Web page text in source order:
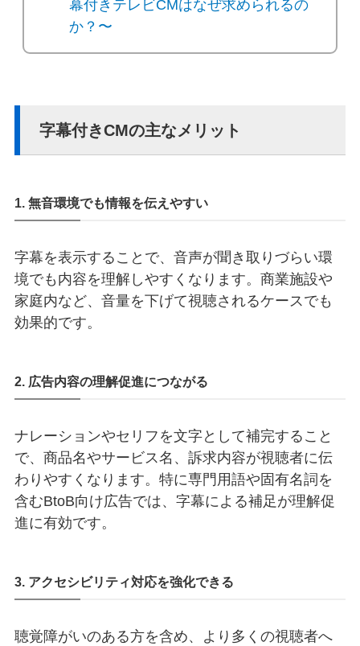
幕付きテレビCMはなぜ求められるの
か？〜
字幕付きCMの主なメリット
1. 無音環境でも情報を伝えやすい
字幕を表示することで、音声が聞き取りづらい環
境でも内容を理解しやすくなります。商業施設や
家庭内など、音量を下げて視聴されるケースでも
効果的です。
2. 広告内容の理解促進につながる
ナレーションやセリフを文字として補完すること
で、商品名やサービス名、訴求内容が視聴者に伝
わりやすくなります。特に専門用語や固有名詞を
含むBtoB向け広告では、字幕による補足が理解促
進に有効です。
3. アクセシビリティ対応を強化できる
聴覚障がいのある方を含め、より多くの視聴者へ